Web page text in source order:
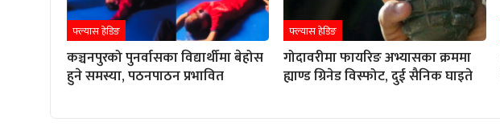
फ्ल्यास हेडिङ
कञ्चनपुरको पुनर्वासका विद्यार्थीमा बेहोस
हुने समस्या, पठनपाठन प्रभावित
फ्ल्यास हेडिङ
गोदावरीमा फायरिङ अभ्यासका क्रममा
ह्याण्ड ग्रिनेड विस्फोट, दुई सैनिक घाइते